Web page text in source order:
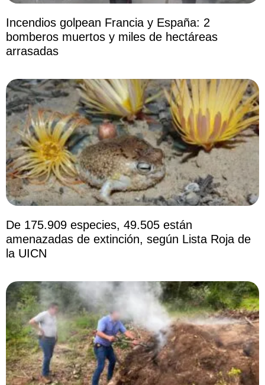
Incendios golpean Francia y España: 2
bomberos muertos y miles de hectáreas
arrasadas
De 175.909 especies, 49.505 están
amenazadas de extinción, según Lista Roja de
la UICN